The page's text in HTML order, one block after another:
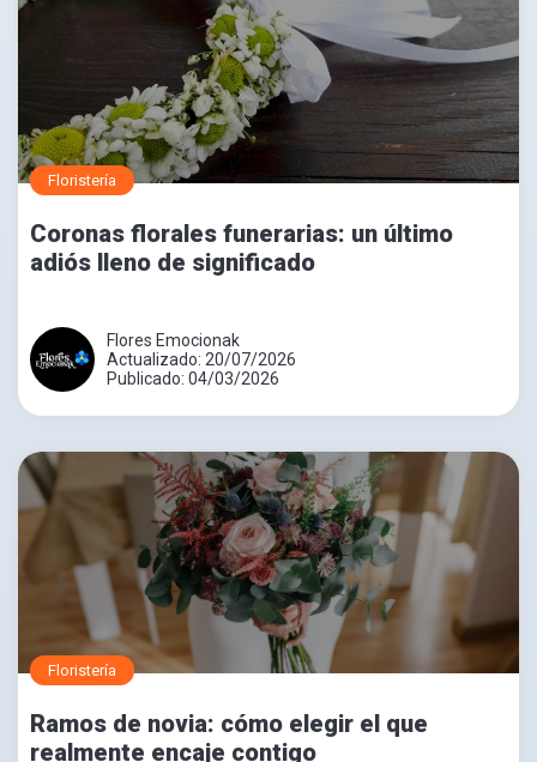
Floristería
Coronas florales funerarias: un último
adiós lleno de significado
Flores Emocionak
Actualizado: 20/07/2026
Publicado: 04/03/2026
Floristería
Ramos de novia: cómo elegir el que
realmente encaje contigo